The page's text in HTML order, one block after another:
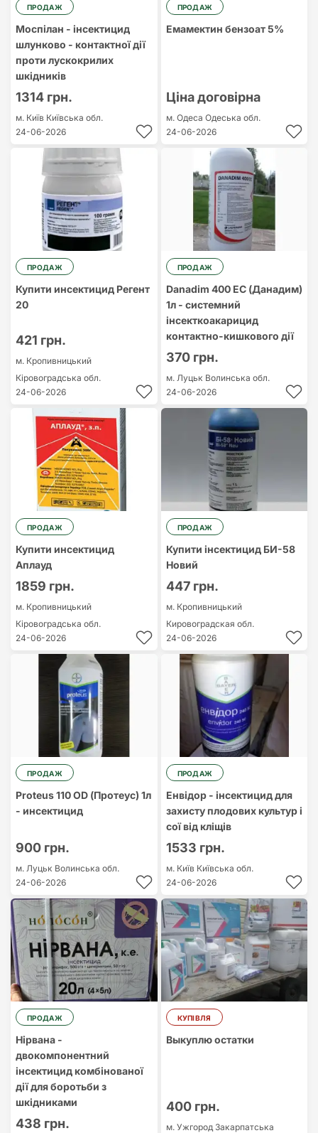
ПРОДАЖ
Моспілан - інсектицид
шлунково - контактної дії
проти лускокрилих
шкідників
1314 грн.
м. Київ Київська обл.
24-06-2026
ПРОДАЖ
Емамектин бензоат 5%
Ціна договірна
м. Одеса Одеська обл.
24-06-2026
ПРОДАЖ
Купити инсектицид Регент
20
421 грн.
м. Кропивницький
Кіровоградська обл.
24-06-2026
ПРОДАЖ
Danadim 400 EC (Данадим)
1л - системний
інсекткоакарицид
контактно-кишкового дії
370 грн.
м. Луцьк Волинська обл.
24-06-2026
ПРОДАЖ
Купити инсектицид
Аплауд
1859 грн.
м. Кропивницький
Кіровоградська обл.
24-06-2026
ПРОДАЖ
Купити інсектицид БИ-58
Новий
447 грн.
м. Кропивницький
Кировоградская обл.
24-06-2026
ПРОДАЖ
Proteus 110 OD (Протеус) 1л
- инсектицид
900 грн.
м. Луцьк Волинська обл.
24-06-2026
ПРОДАЖ
Енвідор - інсектицид для
захисту плодових культур і
сої від кліщів
1533 грн.
м. Київ Київська обл.
24-06-2026
ПРОДАЖ
Нірвана -
двокомпонентний
інсектицид комбінованої
дії для боротьби з
шкідниками
438 грн.
КУПІВЛЯ
Выкуплю остатки
400 грн.
м. Ужгород Закарпатська